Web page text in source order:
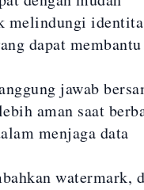
melindungi
dapat membantu
jawab
aman saat
menjaga data
watermark,